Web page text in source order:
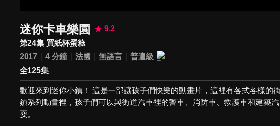
迷你卡車樂園
9.2
第24集 買紙杯蛋糕
2017
4 分鐘 法國 無語言
普遍級
全125集
歡迎來到迷你小鎮！ 這是一部讓孩子們快樂的動畫片，這裡有各式各樣的
鎮系列動畫裡，孩子們可以與街道汽車裡的警車、消防車、救護車和建築
耍。